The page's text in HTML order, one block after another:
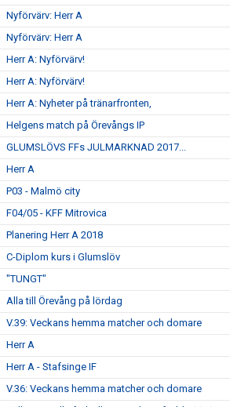
Nyförvärv: Herr A
Nyförvärv: Herr A
Herr A: Nyförvärv!
Herr A: Nyförvärv!
Herr A: Nyheter på tränarfronten,
Helgens match på Örevångs IP
GLUMSLÖVS FFs JULMARKNAD 2017...
Herr A
P03 - Malmö city
F04/05 - KFF Mitrovica
Planering Herr A 2018
C-Diplom kurs i Glumslöv
"TUNGT"
Alla till Örevång på lördag
V.39: Veckans hemma matcher och domare
Herr A
Herr A - Stafsinge IF
V.36: Veckans hemma matcher och domare